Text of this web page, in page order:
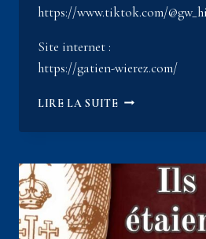
https://www.tiktok.com/
Site internet :
https://gatien-wierez.com/
LIRE LA SUITELE
SEXISTE
ROI-
LE
VRAI